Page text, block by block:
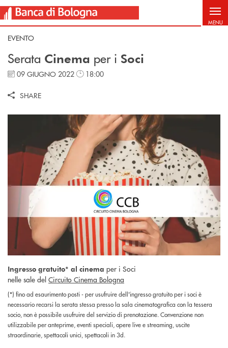
Salta al contenuto principale
MENU
EVENTO
Serata Cinema per i Soci
09 GIUGNO 2022 18:00
SHARE
Ingresso gratuito* al cinema per i Soci
nelle sale del Circuito Cinema Bologna
(*) fino ad esaurimento posti - per usufruire dell'ingresso gratuito per i soci è
necessario recarsi la serata stessa presso la sala cinematografica con la tessera
socio, non è possibile usufruire del servizio di prenotazione. Convenzione non
utilizzabile per anteprime, eventi speciali, opere live e streaming, uscite
straordinarie, spettacoli unici, spettacoli in 3d.